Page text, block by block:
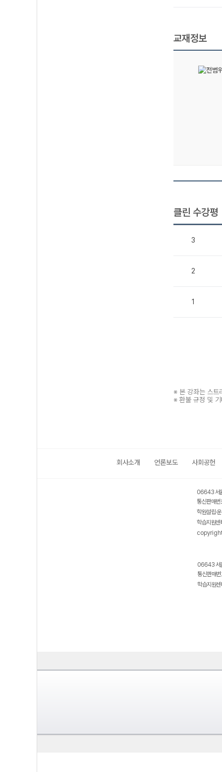
교재정보
클린 수강평
3
2
1
※ 본 강좌는 스트
※ 환불 규정 및
회사소개 언론보도 사회공헌
06643 서
통신판매
학원설립·
학습지원
06643 서
통신판매
학습지원